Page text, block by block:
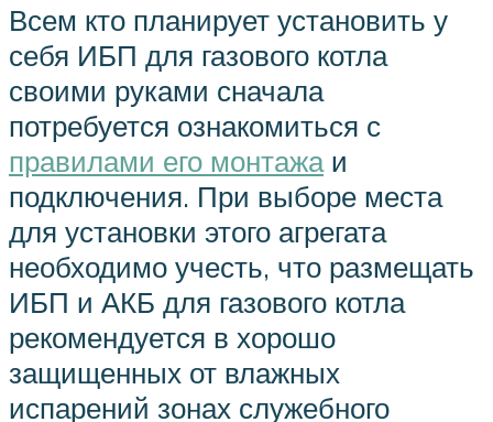
Всем кто планирует установить у
себя ИБП для газового котла
своими руками сначала
потребуется ознакомиться с
правилами его монтажаи
подключения. При выборе места
для установки этого агрегата
необходимо учесть, что размещать
ИБП и АКБ для газового котла
рекомендуется в хорошо
защищенных от влажных
испарений зонах служебного